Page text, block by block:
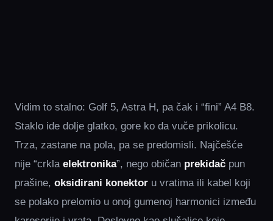
Vidim to stalno: Golf 5, Astra H, pa čak i “fini” A4 B8.
Staklo ide dolje glatko, gore ko da vuče prikolicu.
Trza, zastane na pola, pa se predomisli. Najčešće
nije “crkla elektronika”, nego običan prekidač pun
prašine, oksidirani konektor u vratima ili kabel koji
se polako prelomio u onoj gumenoj harmonici između